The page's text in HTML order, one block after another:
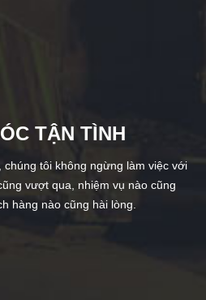
TẬN TÌNH
tôi không ngừng làm việc với
vượt qua, nhiệm vụ nào cũng
hàng nào cũng hài lòng.